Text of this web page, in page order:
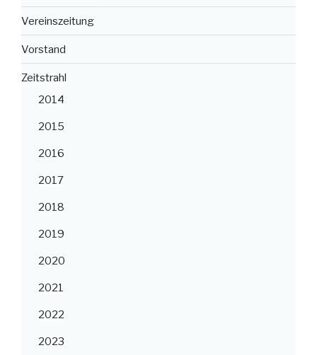
Vereinszeitung
Vorstand
Zeitstrahl
2014
2015
2016
2017
2018
2019
2020
2021
2022
2023